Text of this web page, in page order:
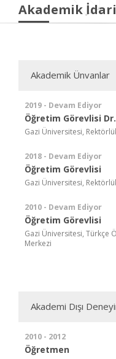
Akademik
Akademik Ünvanlar
2019 - Devam Ediyor
Öğretim Görevlisi Dr.
Gazi Üniversitesi,
2018 - Devam Ediyor
Öğretim Görevlisi
Gazi Üniversitesi,
2010 - Devam Ediyor
Öğretim Görevlisi
Gazi Üniversitesi, Türkçe
Merkezi
Akademi Dışı
2010 - 2012
Öğretmen